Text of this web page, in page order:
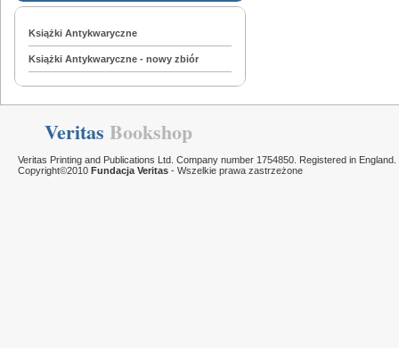
Książki Antykwaryczne
Książki Antykwaryczne - nowy zbiór
Veritas Bookshop
Veritas Printing and Publications Ltd. Company number 1754850. Registered in England.
Copyright©2010 Fundacja Veritas - Wszelkie prawa zastrzeżone